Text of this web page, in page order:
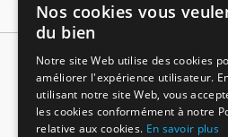
Nos cookies vous
du bien
Notre site Web utilise des cookies
améliorer l'expérience utilisateur.
utilisant notre site Web, vous
les cookies conformément à notre
relative aux cookies. En savoir plus